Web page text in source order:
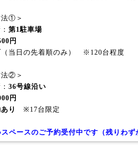
法①＞
第1駐車場
円
（当日の先着順のみ） ※120台程度
法②＞
36号線沿い
円
り ※17台限定
ペースのご予約受付中です（残りわず